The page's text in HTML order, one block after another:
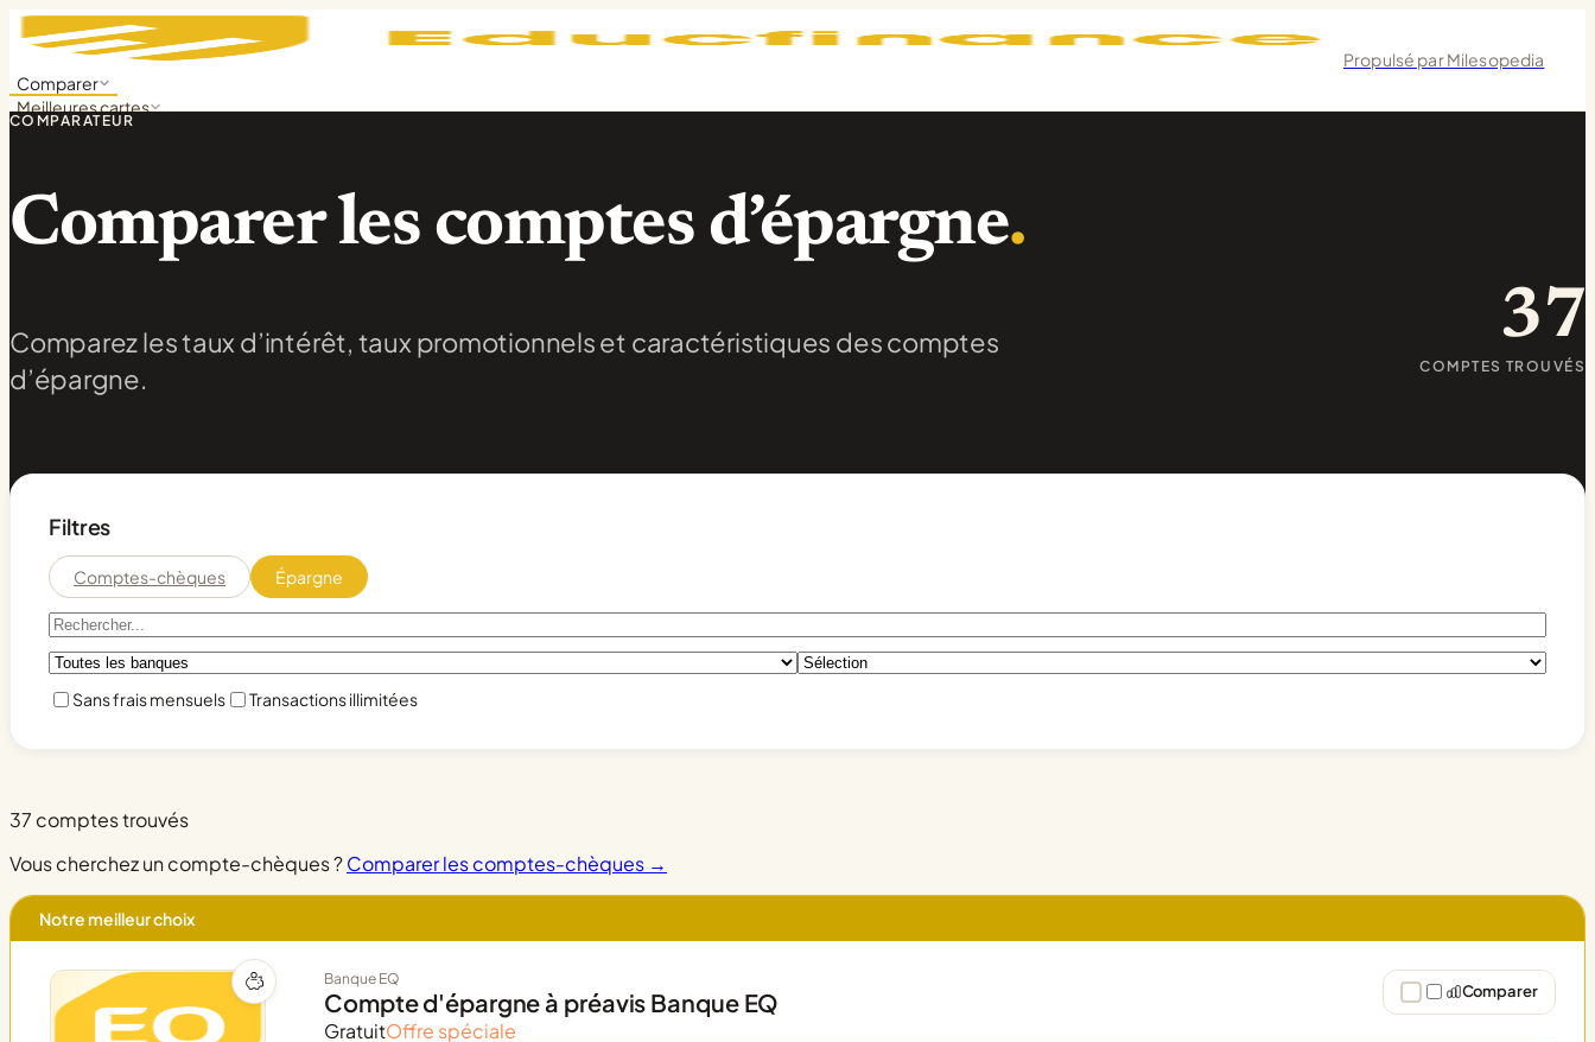
Propulsé par Milesopedia
Comparer
Meilleures cartes
Meilleurs comptes
EN FR
COMPARATEUR
Comparer les comptes d’épargne.
Comparez les taux d’intérêt, taux promotionnels et caractéristiques des comptes
d’épargne.
37
COMPTES TROUVÉS
Filtres
Comptes-chèques Épargne
Sans frais mensuels Transactions illimitées
37 comptes trouvés
Vous cherchez un compte-chèques ?Comparer les comptes-chèques →
Notre meilleur choix
Banque EQ
Compte d'épargne à préavis Banque EQ
GratuitOffre spéciale
Comparer